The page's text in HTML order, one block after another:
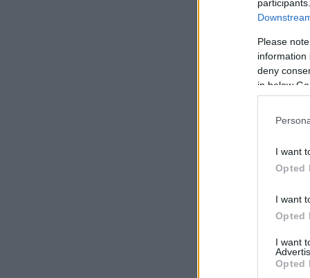
Please
information
deny
in below
I want
Opted
I want
Opted
I want
Opted